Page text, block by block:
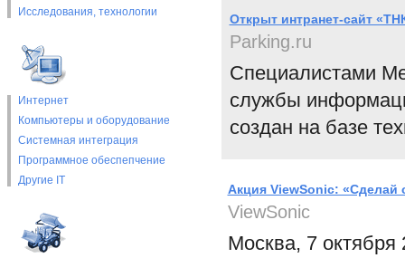
Исследования, технологии
Интернет
Компьютеры и оборудование
Системная интеграция
Программное обеспепчение
Другие IT
Открыт интранет-сайт
Parking.ru
Специалистами
службы
создан на базе
Акция ViewSonic: «Сделай
ViewSonic
Москва, 7